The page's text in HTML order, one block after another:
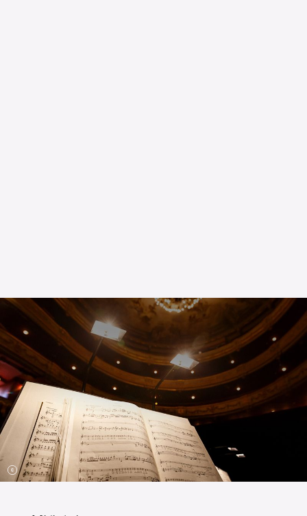
L’OnR avec vous
Visites de l’Opéra de
Strasbourg